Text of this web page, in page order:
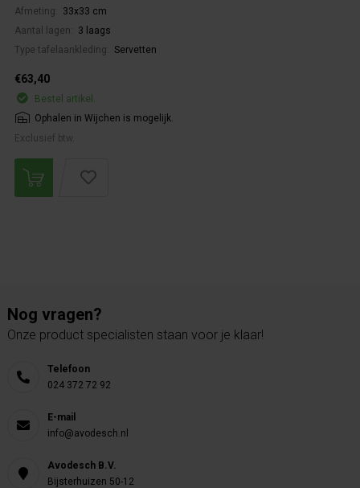
Afmeting:
33x33 cm
Aantal lagen:
3 laags
Type tafelaankleding:
Servetten
€63,40
Bestel artikel.
Ophalen in Wijchen is mogelijk.
Exclusief btw.
Nog vragen?
Onze product specialisten staan voor je klaar!
Telefoon
024 372 72 92
E-mail
info@avodesch.nl
Avodesch B.V.
Bijsterhuizen 50-12